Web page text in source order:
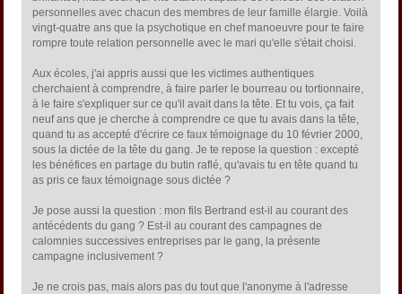
personnelles avec chacun des membres de leur famille élargie. Voilà
vingt-quatre ans que la psychotique en chef manoeuvre pour te faire
rompre toute relation personnelle avec le mari qu'elle s'était choisi.
Aux écoles, j'ai appris aussi que les victimes authentiques
cherchaient à comprendre, à faire parler le bourreau ou tortionnaire,
à le faire s'expliquer sur ce qu'il avait dans la tête. Et tu vois, ça fait
neuf ans que je cherche à comprendre ce que tu avais dans la tête,
quand tu as accepté d'écrire ce faux témoignage du 10 février 2000,
sous la dictée de la tête du gang. Je te repose la question : excepté
les bénéfices en partage du butin raflé, qu'avais tu en tête quand tu
as pris ce faux témoignage sous dictée ?
Je pose aussi la question : mon fils Bertrand est-il au courant des
antécédents du gang ? Est-il au courant des campagnes de
calomnies successives entreprises par le gang, la présente
campagne inclusivement ?
Je ne crois pas, mais alors pas du tout que l'anonyme à l'adresse